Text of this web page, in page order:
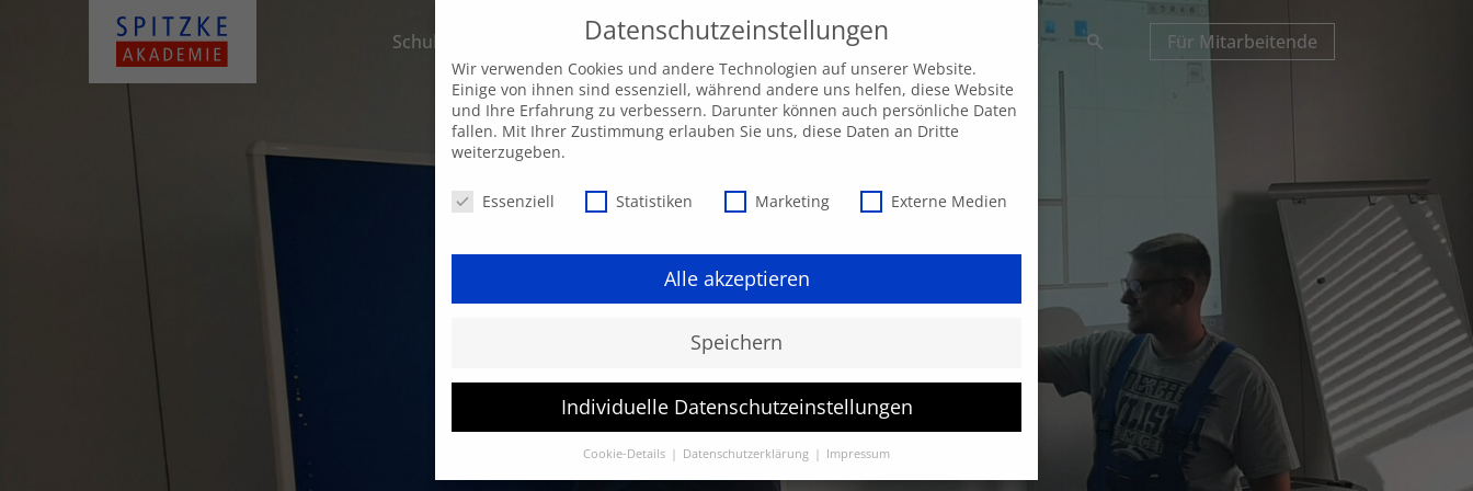
Schulungsangebot AKADEMIE Individuelle Anfrage Aktuelles
Für Mitarbeitende
Datenschutzeinstellungen
Wir verwenden Cookies und andere Technologien auf unserer Website.
Einige von ihnen sind essenziell, während andere uns helfen, diese Website
und Ihre Erfahrung zu verbessern. Darunter können auch persönliche Daten
fallen. Mit Ihrer Zustimmung erlauben Sie uns, diese Daten an Dritte
weiterzugeben.
Datenschutzeinstellungen
Essenziell Statistiken Marketing Externe Medien
Alle akzeptieren
Speichern
Individuelle Datenschutzeinstellungen
Cookie-Details Datenschutzerklärung Impressum
Datenschutzeinstellungen